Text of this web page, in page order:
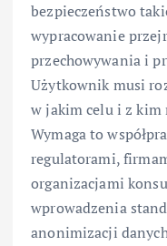
bezpieczeństwo
wypracowanie
przechowywania i
Użytkownik musi
w jakim celu i z kim
Wymaga to
regulatorami,
organizacjami
wprowadzenia
anonimizacji